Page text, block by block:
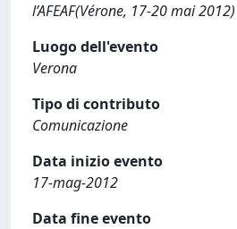
l’AFEAF(Vérone, 17-20 mai 2012)
Luogo dell'evento
Verona
Tipo di contributo
Comunicazione
Data inizio evento
17-mag-2012
Data fine evento